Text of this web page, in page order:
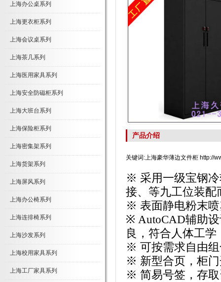
上海办公桌系列
上海更衣柜系列
上海会议桌系列
上海茶几系列
上海医用家具系列
上海安全防磁柜系列
上海大班台系列
上海保险柜系列
上海密集架系列
上海货架系列
上海屏风系列
上海办公椅系列
上海连排椅系列
上海沙发系列
上海校用家具系列
上海工厂家具系列
产品介绍
关键词:上海豪华薄边文件柜 http://
※ 采用一级宝钢
接、等九工位装配
※ 表面静电粉末
※ AutoCAD辅助
良，符合人体工学
※ 可按需求自由
※ 新型合页，柜
※ 简易号签，存